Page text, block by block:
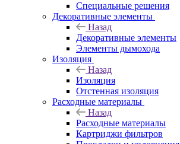
Специальные решения
Декоративные элементы
Назад
Декоративные элементы
Элементы дымохода
Изоляция
Назад
Изоляция
Отстенная изоляция
Расходные материалы
Назад
Расходные материалы
Картриджи фильтров